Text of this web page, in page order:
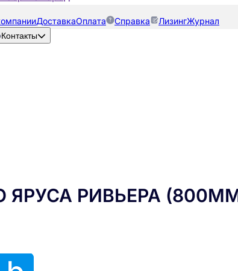
ДоставкаОплата Справка ЛизингЖурнал
Контакты
РИВЬЕРА